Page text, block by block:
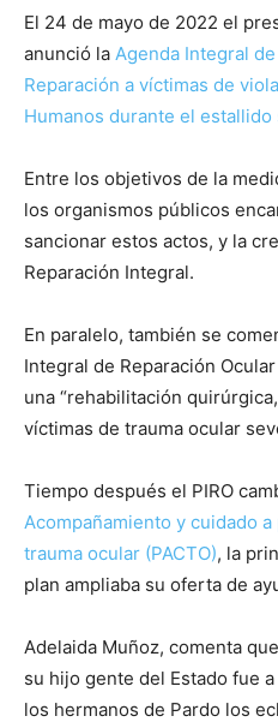
El 24 de mayo de 2022 el
anunció la Agenda Integral
Reparación a víctimas de
Humanos durante el estallido
Entre los objetivos de la
los organismos públicos
sancionar estos actos, y la
Reparación Integral.
En paralelo, también se
Integral de Reparación
una “rehabilitación
víctimas de trauma ocular
Tiempo después el PIRO
Acompañamiento y cuidado
trauma ocular (PACTO), la
plan ampliaba su oferta de
Adelaida Muñoz, comenta
su hijo gente del Estado fue
los hermanos de Pardo los